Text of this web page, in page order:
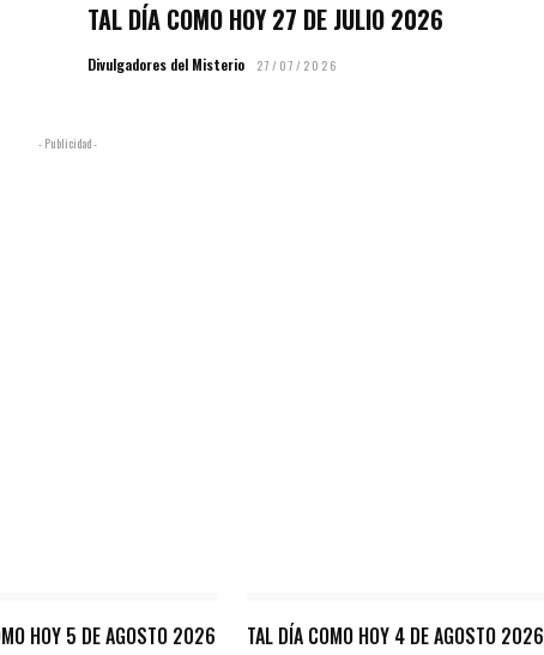
TAL DÍA COMO HOY 27 DE JULIO 2026
Divulgadores del Misterio 27/07/2026
- Publicidad -
HOY 5 DE AGOSTO 2026 TAL DÍA COMO HOY 4 DE AGOSTO 2026